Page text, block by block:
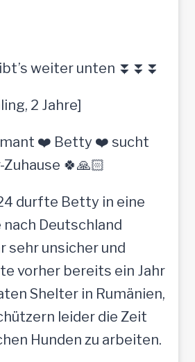
weiter unten ⏬⏬⏬
2 Jahre]
❤️ Betty ❤️ sucht
🍀🙏🏻
durfte Betty in eine
Deutschland
sehr unsicher und
vorher bereits ein Jahr
Shelter in Rumänien,
leider die Zeit
Hunden zu arbeiten.